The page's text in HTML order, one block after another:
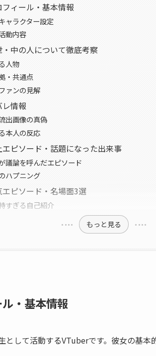
ィール・基本情報
ャラクター設定
動内容
中の人について徹底考察
人物
・共通点
ァンの見解
情報
出画像の真偽
本人の反応
ピソード・話題になった出来事
議論を呼んだエピソード
ハプニング
ピソード・名場面3選
すぎる自己紹介
もっと見る
・基本情報
として活動するVTuberです。彼女の基